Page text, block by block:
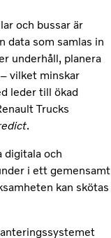
och bussar är
data som samlas in
underhåll, planera
vilket minskar
leder till ökad
Trucks
.
digitala och
i ett gemensamt
kan skötas